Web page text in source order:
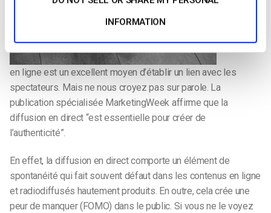
INFORMATION
en ligne est un excellent moyen d’établir un lien avec les
spectateurs. Mais ne nous croyez pas sur parole. La
publication spécialisée MarketingWeek affirme que la
diffusion en direct “est essentielle pour créer de
l’authenticité”.
En effet, la diffusion en direct comporte un élément de
spontanéité qui fait souvent défaut dans les contenus en ligne
et radiodiffusés hautement produits. En outre, cela crée une
peur de manquer (FOMO) dans le public. Si vous ne le voyez